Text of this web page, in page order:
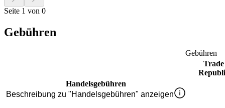
Seite 1 von 0
Gebühren
Gebühren
Trade
Handelsgebühren
Beschreibung zu "Handelsgebühren" anzeigen